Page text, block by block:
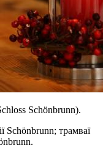
Schönbrunn).
Schönbrunn; трамваї